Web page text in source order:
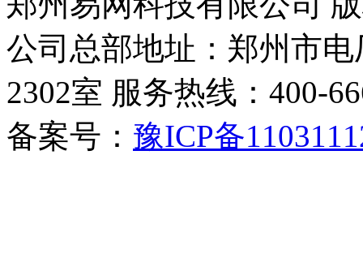
公司总部地址：郑州市
2302室 服务热线：400-
备案号： 豫ICP备